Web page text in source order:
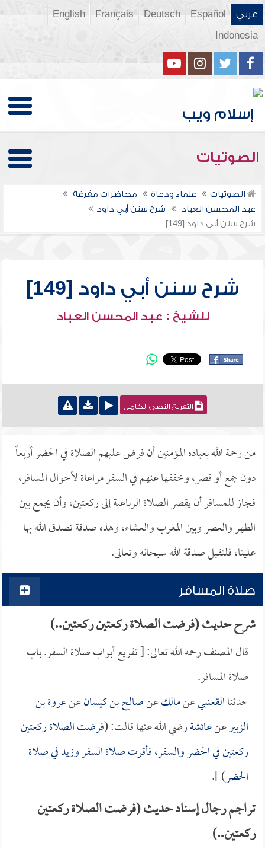
عربي Español
Deutsch
Français
English
Indonesia
الصوتيات
الصوتيات علماء ودعاة
محاضرات مفرغة
عبد المحسن العباد
شرح سنن أبي داود
شرح سنن أبي داود [149]
شرح سنن أبي داود [149]
للشيخ : عبد المحسن العباد
التفريغ النصي الكامل
من رحمة الله بعباده المؤمنين أن فرض عليهم الصلاة في الحضر أربعاً
دون جمع أو قصر، وخففها عنهم في السفر مراعاة لأحوال المسافر،
فجاز للمسافر أن يقصر الصلاة الرباعية إلى ركعتين، وأن يجمع بين
الظهر والعصر وبين المغرب والعشاء، وهذه صدقة تصدق الله بها
علينا، فلنقبل صدقة الله سبحانه وتعالى.
صلاة المسافر
شرح حديث (فرضت الصلاة ركعتين ركعتين..)
قال المصنف رحمه الله تعالى: [ تفريع أبواب صلاة السفر. باب
صلاة المسافر.
حدثناالقعنبيعنمالكعنصالح بن كيسانعنعروة بن
الزبيرعنعائشةرضي الله عنها قالت: (فرضت الصلاة ركعتين
ركعتين في الحضر والسفر، فأقرت صلاة السفر وزيد في صلاة
الحضر) ].
تراجم رجال إسناد حديث (فرضت الصلاة ركعتين
ركعتين..)